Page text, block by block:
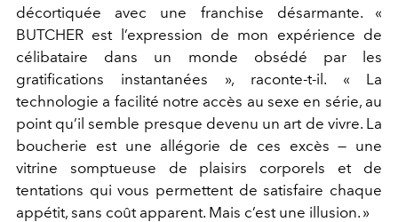
décortiquée avec une franchise désarmante. «
BUTCHER est l’expression de mon expérience de
célibataire dans un monde obsédé par les
gratifications instantanées », raconte-t-il. « La
technologie a facilité notre accès au sexe en série, au
point qu’il semble presque devenu un art de vivre. La
boucherie est une allégorie de ces excès — une
vitrine somptueuse de plaisirs corporels et de
tentations qui vous permettent de satisfaire chaque
appétit, sans coût apparent. Mais c’est une illusion. »